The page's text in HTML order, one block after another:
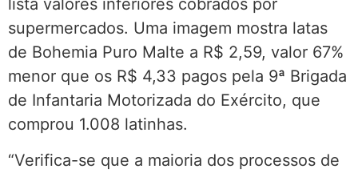
lista valores inferiores cobrados por
supermercados. Uma imagem mostra latas
de Bohemia Puro Malte a R$ 2,59, valor 67%
menor que os R$ 4,33 pagos pela 9ª Brigada
de Infantaria Motorizada do Exército, que
comprou 1.008 latinhas.
“Verifica-se que a maioria dos processos de